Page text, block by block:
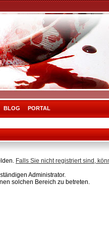
BLOG PORTAL
Falls Sie nicht registriert sind,
Administrator.
solchen Bereich zu betreten.